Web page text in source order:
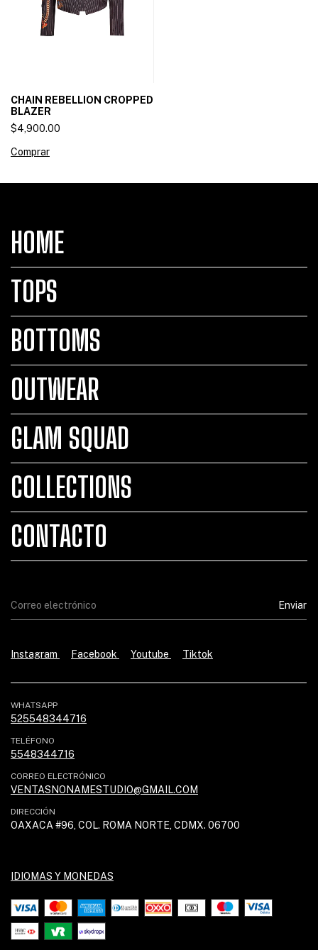
CHAIN REBELLION CROPPED
BLAZER
$4,900.00
Comprar
HOME
TOPS
BOTTOMS
OUTWEAR
GLAM SQUAD
COLLECTIONS
CONTACTO
Instagram Facebook Youtube Tiktok
WHATSAPP
525548344716
TELÉFONO
5548344716
CORREO ELECTRÓNICO
VENTASNONAMESTUDIO@GMAIL.COM
DIRECCIÓN
OAXACA #96, COL. ROMA NORTE, CDMX. 06700
IDIOMAS Y MONEDAS